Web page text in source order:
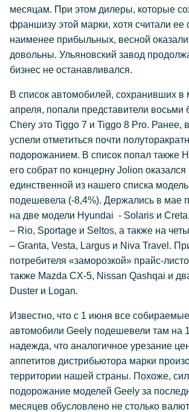
месяцам. При этом дилеры, которые
франшизу этой марки, хотя считали ее
наименее прибыльных, весной
довольны. Ульяновский завод
бизнес не останавливался.
В список автомобилей, сохранивших в
апреля, попали представители восьми
Chery это Tiggo 7 и Tiggo 8 Pro. Ранее,
успели отметиться почти
подорожанием. В список попал также
его собрат по концерну Jolion
единственной из нашего списка
подешевела (-8,4%). Держались в мае
на две модели Hyundai - Solaris и
– Rio, Sportage и Seltos, а также на
– Granta, Vesta, Largus и Niva Travel.
потребителя «заморозкой» прайс-
также Mazda CX-5, Nissan Qashqai и
Duster и Logan.
Известно, что с 1 июня все
автомобили Geely подешевели там на
надежда, что аналогичное урезание
аппетитов дистрибьютора марки
территории нашей страны. Похоже,
подорожание моделей Geely за
месяцев обусловлено не столько